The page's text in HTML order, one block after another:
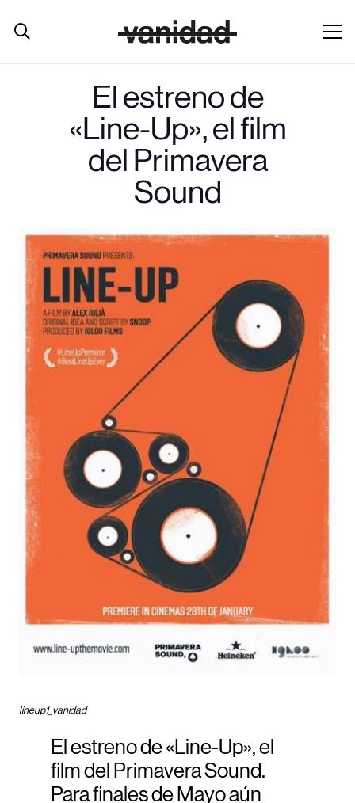
El estreno de
«Line-Up», el film
del Primavera
Sound
lineup1_vanidad
El estreno de «Line-Up», el
film del Primavera Sound.
Para finales de Mayo aún